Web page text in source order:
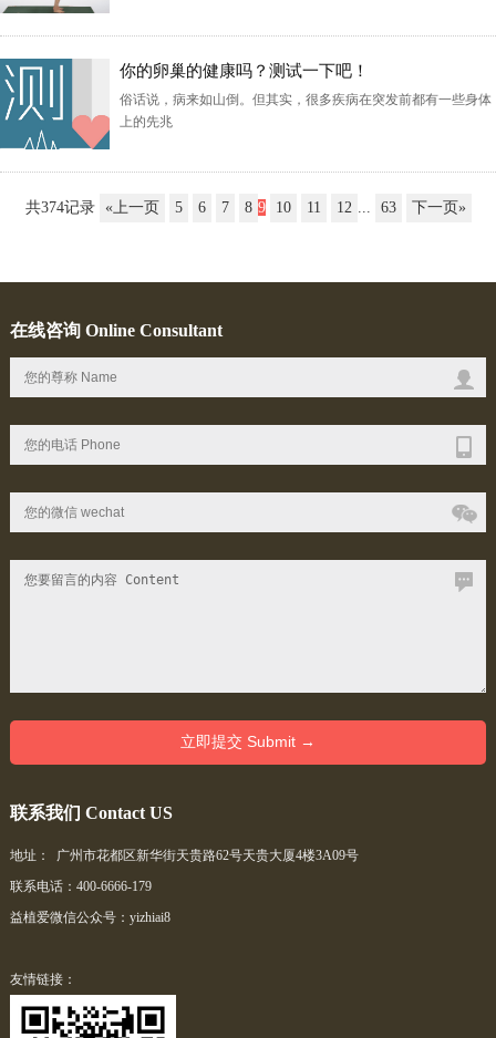
你的卵巢的健康吗？测试一下吧！
俗话说，病来如山倒。但其实，很多疾病在突发前都有一些身体
上的先兆
共374记录 «上一页 5 6 7 8 9 10 11 12 ... 63 下一页»
在线咨询 Online Consultant
联系我们 Contact US
地址： 广州市花都区新华街天贵路62号天贵大厦4楼3A09号
联系电话：400-6666-179
益植爱微信公众号：yizhiai8
友情链接：